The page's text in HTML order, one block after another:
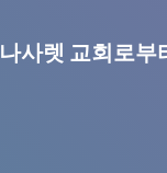
나사렛 교회로부